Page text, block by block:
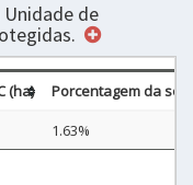
de
(ha)
Porcentagem da
1.63%